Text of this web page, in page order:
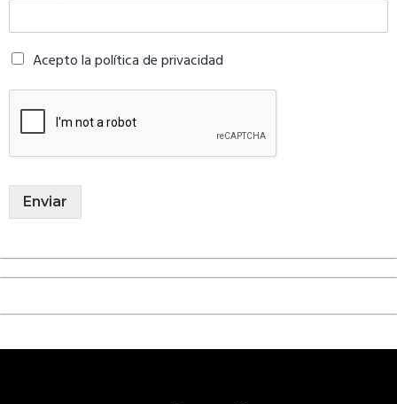
Acepto la política de privacidad
Enviar